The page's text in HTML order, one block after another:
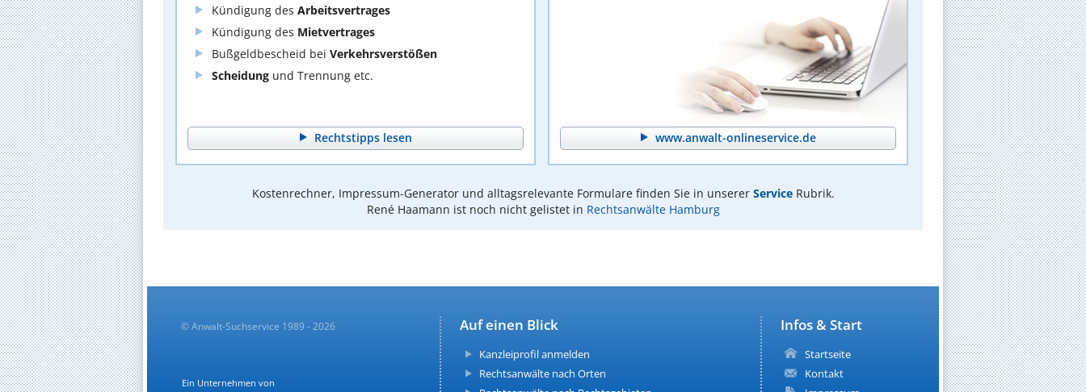
Kündigung des Arbeitsvertrages
Kündigung des Mietvertrages
Bußgeldbescheid bei Verkehrsverstößen
Scheidung und Trennung etc.
Rechtstipps lesen www.anwalt-onlineservice.de
Kostenrechner, Impressum-Generator und alltagsrelevante Formulare finden Sie in unserer ServiceRubrik.
René Haamann ist noch nicht gelistet in Rechtsanwälte Hamburg
Infos & Start
Startseite
Kontakt
Auf einen Blick
Kanzleiprofil anmelden
Rechtsanwälte nach Orten
© Anwalt-Suchservice 1989 - 2026
Ein Unternehmen von